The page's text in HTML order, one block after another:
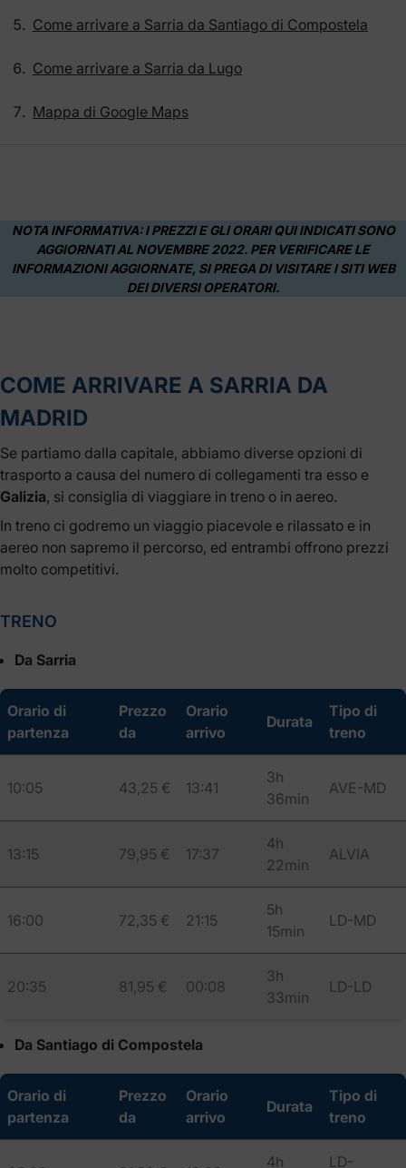
Come arrivare a Sarria da Santiago di Compostela
Come arrivare a Sarria da Lugo
Mappa di Google Maps
NOTA INFORMATIVA: I PREZZI E GLI ORARI QUI INDICATI SONO
AGGIORNATI AL NOVEMBRE 2022. PER VERIFICARE LE
INFORMAZIONI AGGIORNATE, SI PREGA DI VISITARE I SITI WEB
DEI DIVERSI OPERATORI.
COME ARRIVARE A SARRIA DA
MADRID
Se partiamo dalla capitale, abbiamo diverse opzioni di
trasporto a causa del numero di collegamenti tra esso e
Galizia, si consiglia di viaggiare in treno o in aereo.
In treno ci godremo un viaggio piacevole e rilassato e in
aereo non sapremo il percorso, ed entrambi offrono prezzi
molto competitivi.
TRENO
Da Sarria
Orario di
partenza
Prezzo
da
Orario
arrivo
Durata
Tipo di
treno
10:05 43,25 € 13:41
3h
36min
AVE-MD
13:15 79,95 € 17:37
4h
22min
ALVIA
16:00 72,35 € 21:15
5h
15min
LD-MD
20:35 81,95 € 00:08
3h
33min
LD-LD
Da Santiago di Compostela
Orario di
partenza
Prezzo
da
Orario
arrivo
Durata
Tipo di
treno
4h
LD-